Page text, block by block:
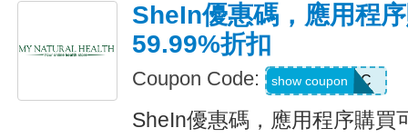
SheIn優惠碼，應用程
59.99%折扣
Coupon Code: MTFK4CC
show coupon
SheIn優惠碼，應用程序購買